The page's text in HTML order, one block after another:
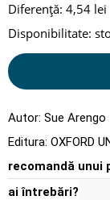
Diferență: 4,54 lei
Disponibilitate:
Autor: Sue Arengo
Editura: OXFORD
recomandă unui
ai întrebări?